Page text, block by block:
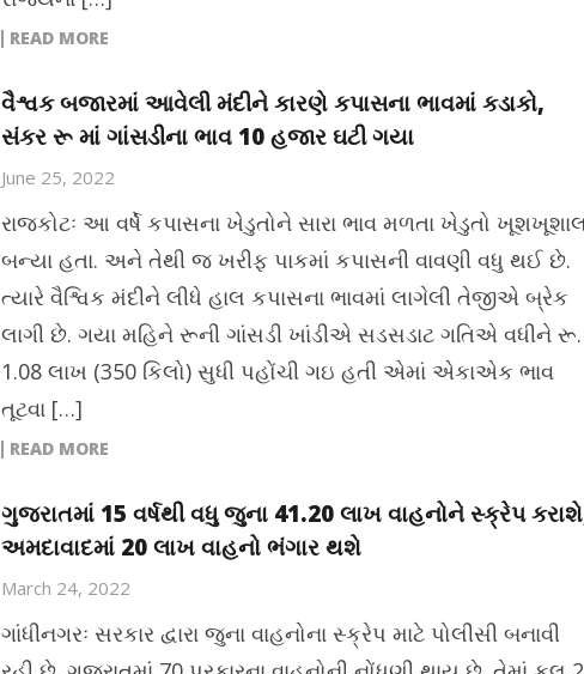
READ MORE
વૈશ્વક બજારમાં આવેલી મંદીને કારણે કપાસના ભાવમાં કડાકો,
સંકર રૂ માં ગાંસડીના ભાવ 10 હજાર ઘટી ગયા
June 25, 2022
રાજકોટઃ આ વર્ષે કપાસના ખેડુતોને સારા ભાવ મળતા ખેડુતો
બન્યા હતા. અને તેથી જ ખરીફ પાકમાં કપાસની વાવણી વધુ થઈ છે.
ત્યારે વૈશ્વિક મંદીને લીધે હાલ કપાસના ભાવમાં લાગેલી તેજીએ બ્રેક
લાગી છે. ગયા મહિને રૂની ગાંસડી ખાંડીએ સડસડાટ ગતિએ વધીને રૂ.
1.08 લાખ (350 કિલો) સુધી પહોંચી ગઇ હતી એમાં એકાએક ભાવ
તૂટવા […]
READ MORE
ગુજરાતમાં 15 વર્ષથી વધુ જુના 41.20 લાખ વાહનોને સ્ક્રેપ
અમદાવાદમાં 20 લાખ વાહનો ભંગાર થશે
March 24, 2022
ગાંધીનગરઃ સરકાર દ્વારા જુના વાહનોના સ્ક્રેપ માટે પોલીસી બનાવી